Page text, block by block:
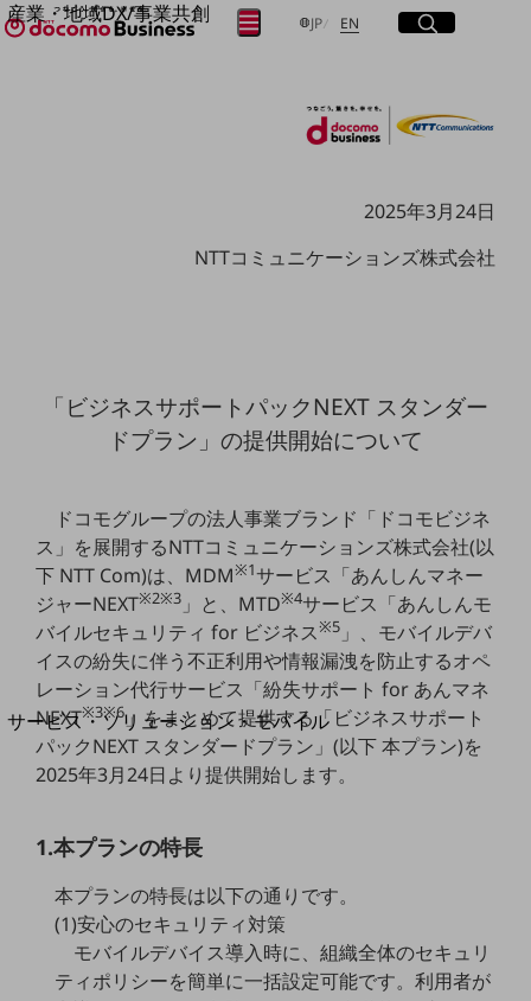
産業・地域DX/事業共創
OPEN HUB for Plural Futures
「社会可能性」を探究・実装する事業共創エコシステムです。
Smart Mobility
Smart Worksite
生成AI(Generative AI)
地域社会を支える皆さまと地域課題の解決や
地域経済のさらなる活性化に取り組みます
自治体・地域社会との共創
LGPF(Local Government Platform)
別ウィンドウで開きます
サービス・ソリューション・モバイル
サービス・ソリューションTOP
DXに関する課題を解決する
カテゴリーで探す
カテゴリーで探すTOP
ネットワーク・モバイル
クラウド・データセンター
電話・映像コミュニケーション
JP日本語
EN Englishサイト内検索
開く
メニュー
開く
フリーワードでNTTドコモビジネスの
2025年3月24日
NTTコミュニケーションズ株式会社
「ビジネスサポートパックNEXT スタンダー
ドプラン」の提供開始について
ドコモグループの法人事業ブランド「ドコモビジネ
ス」を展開するNTTコミュニケーションズ株式会社(以
下 NTT Com)は、MDM※1サービス「あんしんマネー
ジャーNEXT※2※3 」と、MTD※4サービス「あんしんモ
バイルセキュリティ for ビジネス※5 」、モバイルデバ
イスの紛失に伴う不正利用や情報漏洩を防止するオペ
レーション代行サービス「紛失サポート for あんマネ
NEXT※3※6」をまとめて提供する「ビジネスサポート
パックNEXT スタンダードプラン」(以下 本プラン)を
2025年3月24日より提供開始します。
1.本プランの特長
本プランの特長は以下の通りです。
(1)安心のセキュリティ対策
モバイルデバイス導入時に、組織全体のセキュリ
ティポリシーを簡単に一括設定可能です。利用者が